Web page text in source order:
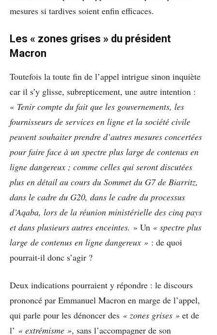
mesures si tardives soient enfin efficaces.
Les « zones grises » du président
Macron
Toutefois la toute fin de l’appel intrigue sinon inquiète
car il s’y glisse, subrepticement, une autre intention :
« Tenir compte du fait que les gouvernements, les
fournisseurs de services en ligne et la société civile
peuvent souhaiter prendre d’autres mesures concertées
pour faire face à un spectre plus large de contenus en
ligne dangereux ; comme celles qui seront discutées
plus en détail au cours du Sommet du G7 de Biarritz,
dans le cadre du G20, dans le cadre du processus
d’Aqaba, lors de la réunion ministérielle des cinq pays
et dans plusieurs autres enceintes. » Un « spectre plus
large de contenus en ligne dangereux » : de quoi
pourrait-il donc s’agir ?
Deux indications pourraient y répondre : le discours
prononcé par Emmanuel Macron en marge de l’appel,
qui parle pour les dénoncer des « zones grises » et de
l’ « extrémisme », sans l’accompagner de son